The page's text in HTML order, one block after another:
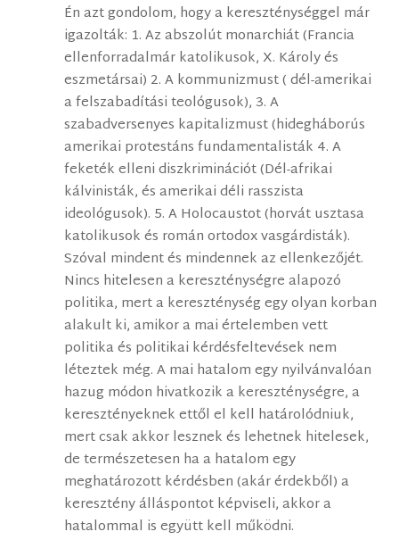
Én azt gondolom, hogy a kereszténységgel már
igazolták: 1. Az abszolút monarchiát (Francia
ellenforradalmár katolikusok, X. Károly és
eszmetársai) 2. A kommunizmust ( dél-amerikai
a felszabadítási teológusok), 3. A
szabadversenyes kapitalizmust (hidegháborús
amerikai protestáns fundamentalisták 4. A
feketék elleni diszkriminációt (Dél-afrikai
kálvinisták, és amerikai déli rasszista
ideológusok). 5. A Holocaustot (horvát usztasa
katolikusok és román ortodox vasgárdisták).
Szóval mindent és mindennek az ellenkezőjét.
Nincs hitelesen a kereszténységre alapozó
politika, mert a kereszténység egy olyan korban
alakult ki, amikor a mai értelemben vett
politika és politikai kérdésfeltevések nem
léteztek még. A mai hatalom egy nyilvánvalóan
hazug módon hivatkozik a kereszténységre, a
keresztényeknek ettől el kell határolódniuk,
mert csak akkor lesznek és lehetnek hitelesek,
de természetesen ha a hatalom egy
meghatározott kérdésben (akár érdekből) a
keresztény álláspontot képviseli, akkor a
hatalommal is együtt kell működni.